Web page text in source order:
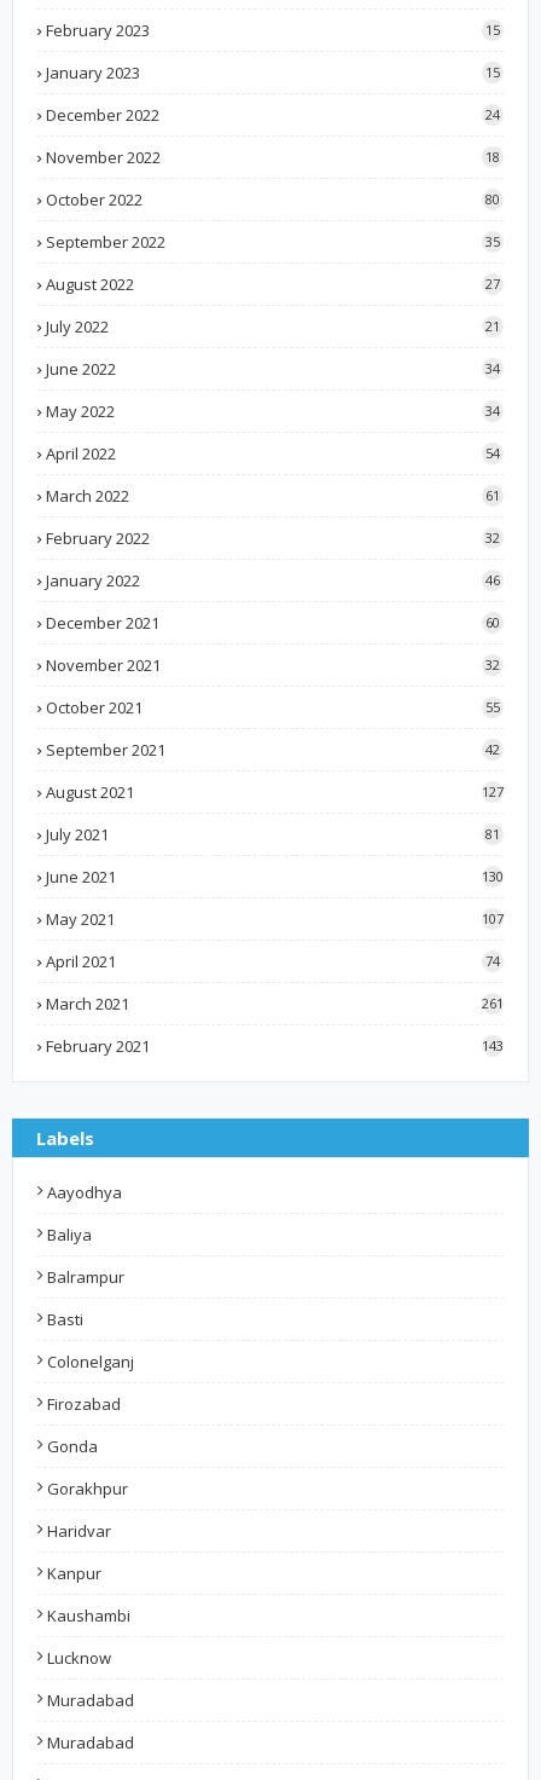
February 2023 15
January 2023 15
December 2022 24
November 2022 18
October 2022 80
September 2022 35
August 2022 27
July 2022 21
June 2022 34
May 2022 34
April 2022 54
March 2022 61
February 2022 32
January 2022 46
December 2021 60
November 2021 32
October 2021 55
September 2021 42
August 2021 127
July 2021 81
June 2021 130
May 2021 107
April 2021 74
March 2021 261
February 2021 143
Labels
Aayodhya
Baliya
Balrampur
Basti
Colonelganj
Firozabad
Gonda
Gorakhpur
Haridvar
Kanpur
Kaushambi
Lucknow
Muradabad
Muradabad